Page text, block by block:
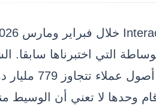
التي اختبرناها سابقا.
وحدها لا تعني أن الوسيط